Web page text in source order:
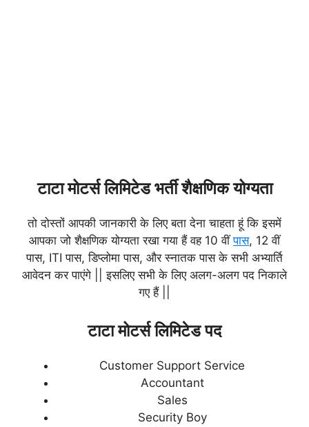
टाटा मोटर्स लिमिटेड भर्ती शैक्षणिक योग्यता
तो दोस्तों आपकी जानकारी के लिए बता देना चाहता हूं कि इसमें
आपका जो शैक्षणिक योग्यता रखा गया हैं वह 10 वींपास, 12 वीं
पास, ITI पास, डिप्लोमा पास, और स्नातक पास के सभी अभ्यार्ति
आवेदन कर पाएंगे || इसलिए सभी के लिए अलग-अलग पद निकाले
गए हैं ||
टाटा मोटर्स लिमिटेड पद
Customer Support Service
Accountant
Sales
Security Boy